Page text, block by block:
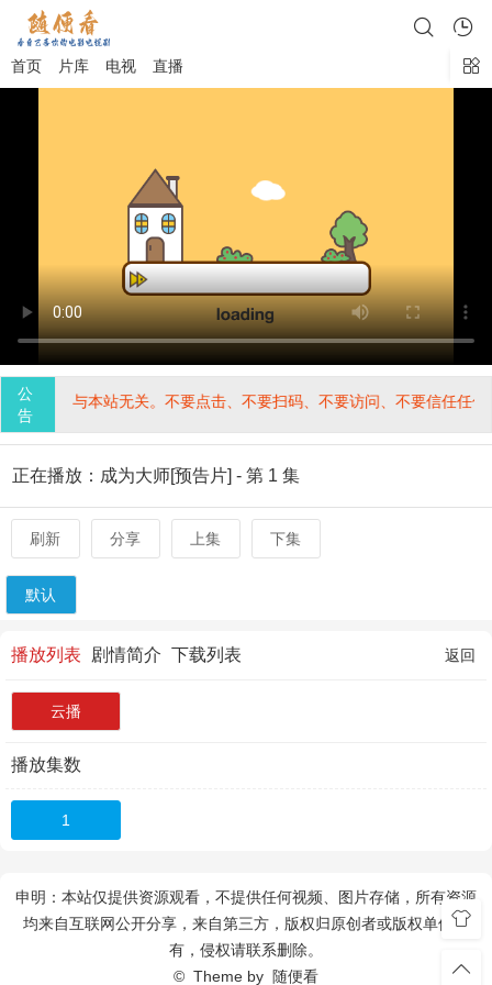
首页 片库 电视 直播
公
告
植入，与本站无关。不要点击、不要扫码、不要访问、不要信任任
正在播放：成为大师[预告片] - 第 1 集
刷新 分享 上集 下集
默认
播放列表 剧情简介 下载列表 返回
云播
播放集数
1
申明：本站仅提供资源观看，不提供任何视频、图片存储，所有资源
均来自互联网公开分享，来自第三方，版权归原创者或版权单位所
有，侵权请联系删除。
© Theme by 随便看